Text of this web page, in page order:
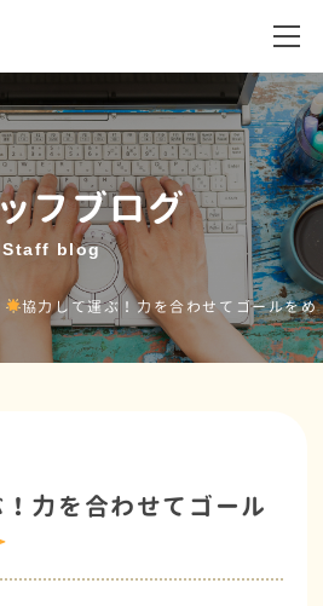
フブログ
Staff blog
協力して運ぶ！力を合わせてゴールをめ
力を合わせてゴール